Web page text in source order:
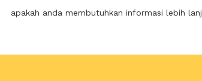
apakah anda membutuhkan informasi lebih